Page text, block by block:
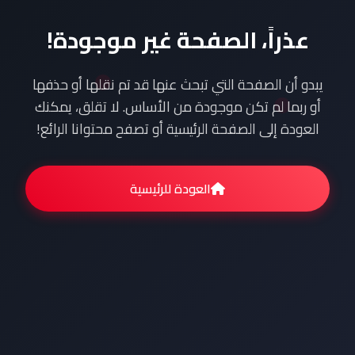
عذراً، الصفحة غير موجودة!
يبدو أن الصفحة التي تبحث عنها قد تم نقلها أو حذفها
أو ربما لم تكن موجودة من الأساس. لا تقلق، يمكنك
العودة إلى الصفحة الرئيسية أو تصفح محتوانا الرائع!
العودة للرئيسية